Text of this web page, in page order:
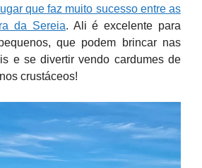
que faz muito sucesso entre as
da Sereia. Ali é excelente para
que podem brincar nas
e se divertir vendo cardumes de
crustáceos!